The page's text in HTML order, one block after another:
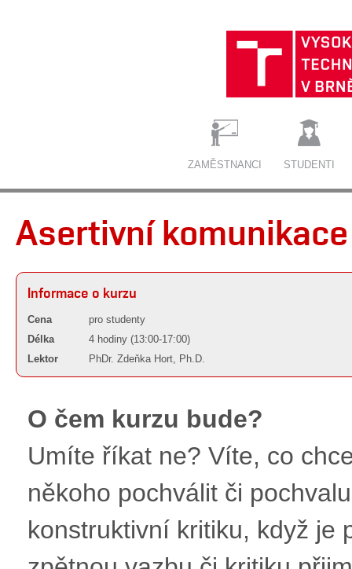
ZAMĚSTNANCI STUDENTI
Asertivní komunikace
Informace o kurzu
Cena
pro studenty
Délka
4 hodiny (13:00-17:00)
Lektor
PhDr. Zdeňka Hort, Ph.D.
O čem kurzu bude?
Umíte říkat ne? Víte, co
někoho pochválit či
konstruktivní kritiku, když je